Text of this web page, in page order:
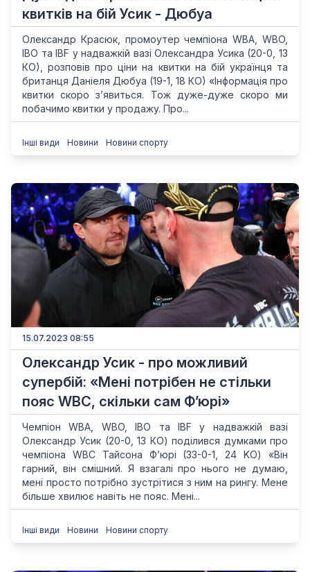
квитків на бій Усик - Дюбуа
Олександр Красюк, промоутер чемпіона WBA, WBO,
IBO та IBF у надважкій вазі Олександра Усика (20-0, 13
КО), розповів про ціни на квитки на бій українця та
британця Даніеля Дюбуа (19-1, 18 КО) «Інформація про
квитки скоро з’явиться. Тож дуже-дуже скоро ми
побачимо квитки у продажу. Про...
Інші види Новини Новини спорту
15.07.2023 08:55
Олександр Усик - про можливий
супербій: «Мені потрібен не стільки
пояс WBC, скільки сам Ф’юрі»
Чемпіон WBA, WBO, IBO та IBF у надважкій вазі
Олександр Усик (20-0, 13 КО) поділився думками про
чемпіона WBC Тайсона Ф’юрі (33-0-1, 24 KO) «Він
гарний, він смішний. Я взагалі про нього не думаю,
мені просто потрібно зустрітися з ним на рингу. Мене
більше хвилює навіть не пояс. Мені...
Інші види Новини Новини спорту